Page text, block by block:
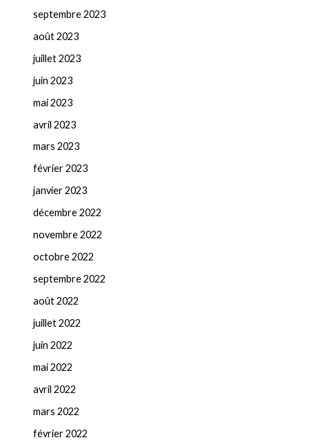
septembre 2023
août 2023
juillet 2023
juin 2023
mai 2023
avril 2023
mars 2023
février 2023
janvier 2023
décembre 2022
novembre 2022
octobre 2022
septembre 2022
août 2022
juillet 2022
juin 2022
mai 2022
avril 2022
mars 2022
février 2022